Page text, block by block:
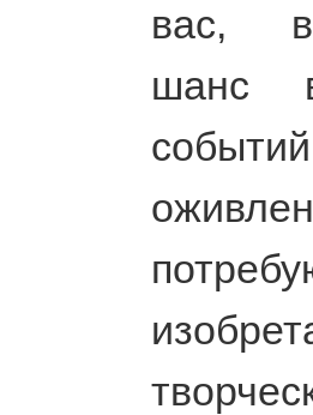
вас,
шанс